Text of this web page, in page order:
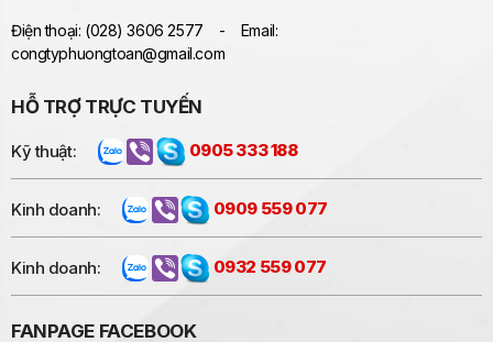
Điện thoại: (028) 3606 2577 - Email:
congtyphuongtoan@gmail.com
HỖ TRỢ TRỰC TUYẾN
Kỹ thuật: 0905 333 188
Kinh doanh: 0909 559 077
Kinh doanh: 0932 559 077
FANPAGE FACEBOOK